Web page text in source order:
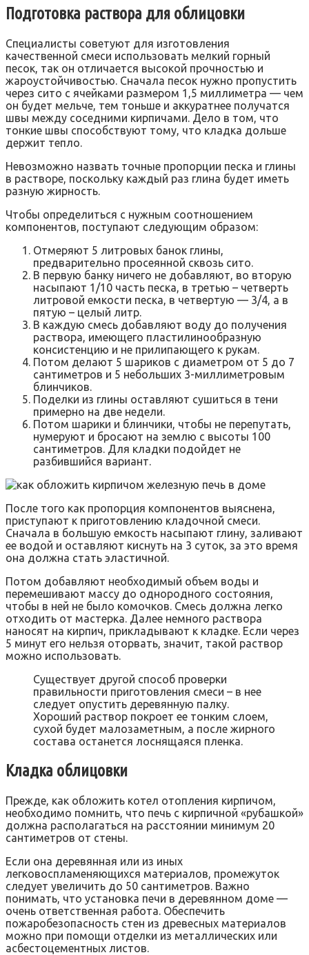
Подготовка раствора для облицовки
Специалисты советуют для изготовления
качественной смеси использовать мелкий горный
песок, так он отличается высокой прочностью и
жароустойчивостью. Сначала песок нужно пропустить
через сито с ячейками размером 1,5 миллиметра — чем
он будет мельче, тем тоньше и аккуратнее получатся
швы между соседними кирпичами. Дело в том, что
тонкие швы способствуют тому, что кладка дольше
держит тепло.
Невозможно назвать точные пропорции песка и глины
в растворе, поскольку каждый раз глина будет иметь
разную жирность.
Чтобы определиться с нужным соотношением
компонентов, поступают следующим образом:
Отмеряют 5 литровых банок глины,
предварительно просеянной сквозь сито.
В первую банку ничего не добавляют, во вторую
насыпают 1/10 часть песка, в третью – четверть
литровой емкости песка, в четвертую — 3/4, а в
пятую – целый литр.
В каждую смесь добавляют воду до получения
раствора, имеющего пластилинообразную
консистенцию и не прилипающего к рукам.
Потом делают 5 шариков с диаметром от 5 до 7
сантиметров и 5 небольших 3-миллиметровым
блинчиков.
Поделки из глины оставляют сушиться в тени
примерно на две недели.
Потом шарики и блинчики, чтобы не перепутать,
нумеруют и бросают на землю с высоты 100
сантиметров. Для кладки подойдет не
разбившийся вариант.
После того как пропорция компонентов выяснена,
приступают к приготовлению кладочной смеси.
Сначала в большую емкость насыпают глину, заливают
ее водой и оставляют киснуть на 3 суток, за это время
она должна стать эластичной.
Потом добавляют необходимый объем воды и
перемешивают массу до однородного состояния,
чтобы в ней не было комочков. Смесь должна легко
отходить от мастерка. Далее немного раствора
наносят на кирпич, прикладывают к кладке. Если через
5 минут его нельзя оторвать, значит, такой раствор
можно использовать.
Существует другой способ проверки
правильности приготовления смеси – в нее
следует опустить деревянную палку.
Хороший раствор покроет ее тонким слоем,
сухой будет малозаметным, а после жирного
состава останется лоснящаяся пленка.
Кладка облицовки
Прежде, как обложить котел отопления кирпичом,
необходимо помнить, что печь с кирпичной «рубашкой»
должна располагаться на расстоянии минимум 20
сантиметров от стены.
Если она деревянная или из иных
легковоспламеняющихся материалов, промежуток
следует увеличить до 50 сантиметров. Важно
понимать, что установка печи в деревянном доме —
очень ответственная работа. Обеспечить
пожаробезопасность стен из древесных материалов
можно при помощи отделки из металлических или
асбестоцементных листов.